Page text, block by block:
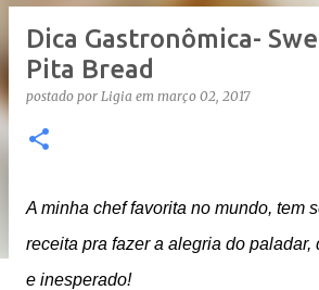
Dica Gastronômica-
Pita Bread
postado por Ligia em março 02, 2017
A minha chef favorita no mundo, tem
receita pra fazer a alegria do paladar,
e inesperado!